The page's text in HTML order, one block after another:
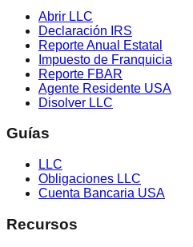
Abrir LLC
Declaración IRS
Reporte Anual Estatal
Impuesto de Franquicia
Reporte FBAR
Agente Residente USA
Disolver LLC
Guías
LLC
Obligaciones LLC
Cuenta Bancaria USA
Recursos